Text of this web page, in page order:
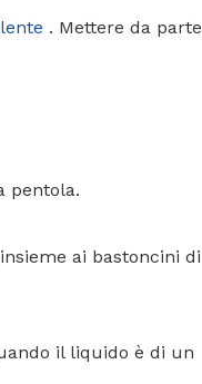
. Mettere da parte
pentola.
ai bastoncini di
il liquido è di un